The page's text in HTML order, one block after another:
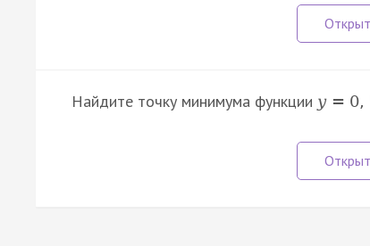
Найдите точку минимума функции y = 0,